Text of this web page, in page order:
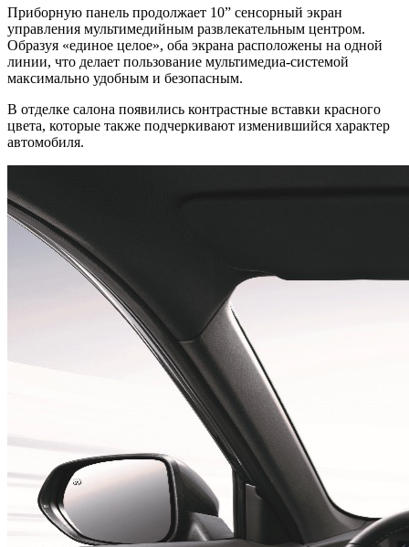
Приборную панель продолжает 10” сенсорный экран
управления мультимедийным развлекательным центром.
Образуя «единое целое», оба экрана расположены на одной
линии, что делает пользование мультимедиа-системой
максимально удобным и безопасным.
В отделке салона появились контрастные вставки красного
цвета, которые также подчеркивают изменившийся характер
автомобиля.